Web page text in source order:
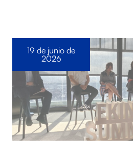
19 de junio de
2026